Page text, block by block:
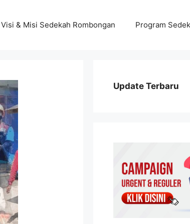
Visi & Misi Sedekah Rombongan Program
Update Terbaru